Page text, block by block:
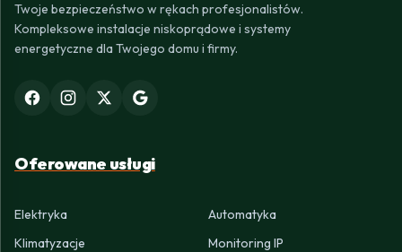
Twoje bezpieczeństwo w rękach profesjonalistów.
Kompleksowe instalacje niskoprądowe i systemy
energetyczne dla Twojego domu i firmy.
Oferowane usługi
Elektryka
Automatyka
Klimatyzacje
Monitoring IP